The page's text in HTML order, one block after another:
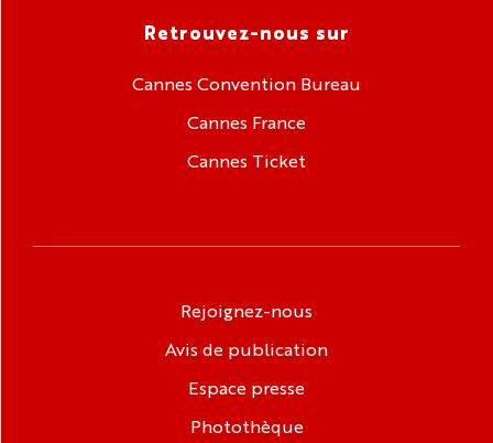
Retrouvez-nous sur
Cannes Convention Bureau
Cannes France
Cannes Ticket
Rejoignez-nous
Avis de publication
Espace presse
Photothèque